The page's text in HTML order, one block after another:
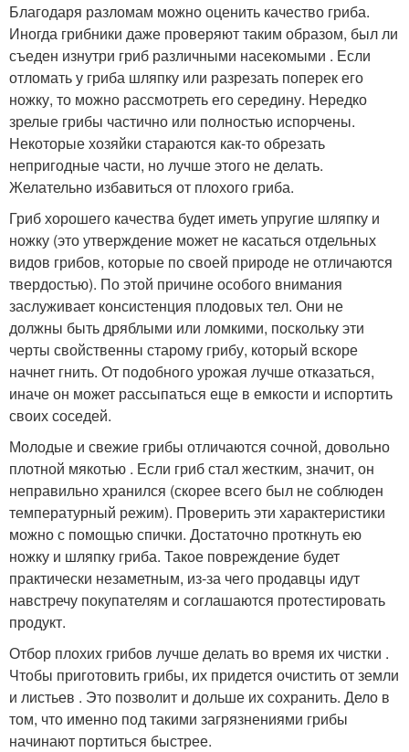
Благодаря разломам можно оценить качество гриба.
Иногда грибники даже проверяют таким образом, был ли
съеден изнутри гриб различными насекомыми . Если
отломать у гриба шляпку или разрезать поперек его
ножку, то можно рассмотреть его середину. Нередко
зрелые грибы частично или полностью испорчены.
Некоторые хозяйки стараются как-то обрезать
непригодные части, но лучше этого не делать.
Желательно избавиться от плохого гриба.
Гриб хорошего качества будет иметь упругие шляпку и
ножку (это утверждение может не касаться отдельных
видов грибов, которые по своей природе не отличаются
твердостью). По этой причине особого внимания
заслуживает консистенция плодовых тел. Они не
должны быть дряблыми или ломкими, поскольку эти
черты свойственны старому грибу, который вскоре
начнет гнить. От подобного урожая лучше отказаться,
иначе он может рассыпаться еще в емкости и испортить
своих соседей.
Молодые и свежие грибы отличаются сочной, довольно
плотной мякотью . Если гриб стал жестким, значит, он
неправильно хранился (скорее всего был не соблюден
температурный режим). Проверить эти характеристики
можно с помощью спички. Достаточно проткнуть ею
ножку и шляпку гриба. Такое повреждение будет
практически незаметным, из-за чего продавцы идут
навстречу покупателям и соглашаются протестировать
продукт.
Отбор плохих грибов лучше делать во время их чистки .
Чтобы приготовить грибы, их придется очистить от земли
и листьев . Это позволит и дольше их сохранить. Дело в
том, что именно под такими загрязнениями грибы
начинают портиться быстрее.